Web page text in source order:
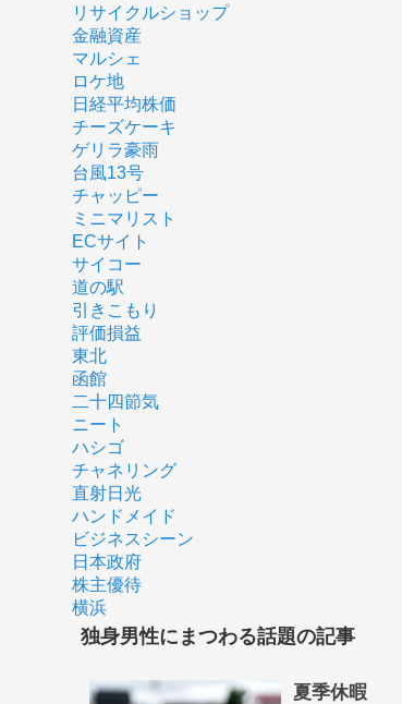
リサイクルショップ
金融資産
マルシェ
ロケ地
日経平均株価
チーズケーキ
ゲリラ豪雨
台風13号
チャッピー
ミニマリスト
ECサイト
サイコー
道の駅
引きこもり
評価損益
東北
函館
二十四節気
ニート
ハシゴ
チャネリング
直射日光
ハンドメイド
ビジネスシーン
日本政府
株主優待
横浜
独身男性にまつわる話題の記事
夏季休暇